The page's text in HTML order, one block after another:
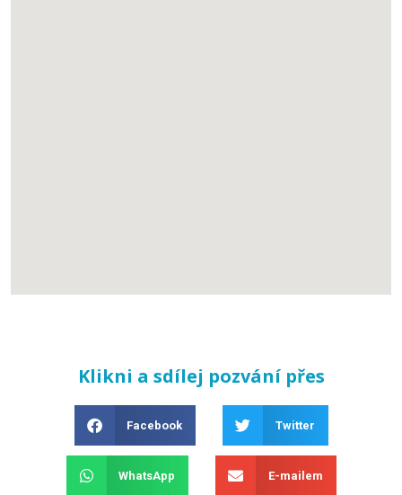
Klikni a sdílej pozvání přes
Facebook Twitter
WhatsApp E-mailem